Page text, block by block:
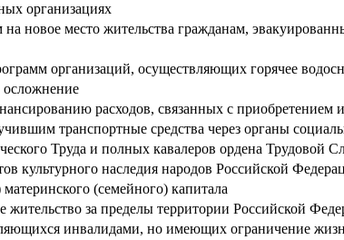
организациях
новое место жительства гражданам,
организаций, осуществляющих горячее
расходов, связанных с приобретением
транспортные средства через органы
Труда и полных кавалеров ордена Трудовой
культурного наследия народов Российской
(семейного) капитала
за пределы территории Российской
инвалидами, но имеющих ограничение